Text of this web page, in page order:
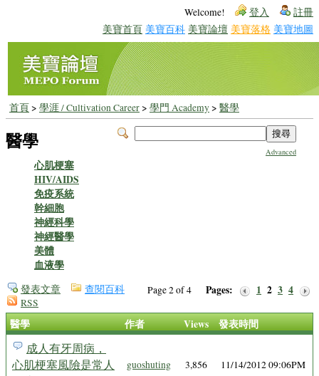
Welcome! 登入 註冊
美寶首頁 美寶百科 美寶論壇 美寶落格 美寶地圖
首頁> 學涯 / Cultivation Career> 學門 Academy> 醫學
Advanced
醫學
心肌梗塞
HIV/AIDS
免疫系統
幹細胞
神經科學
神經醫學
美體
血液學
Page 2 of 4 Pages: 1 2 3 4
發表文章
查閱百科
RSS
醫學 作者 Views 發表時間
成人有牙周病，
心肌梗塞風險是常人
guoshuting 3,856 11/14/2012 09:06PM